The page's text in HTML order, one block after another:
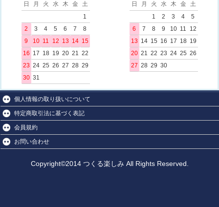
日 月 火 水 木 金
土
1
2
3 4 5 6 7
8
9
10 11 12 13 14 15
16 17 18 19 20 21 22
23 24 25 26 27 28 29
30 31
日 月 火 水 木 金
土
1
2 3 4
5
6
7 8 9 10 11
12
13 14 15 16 17 18 19
20 21 22 23 24 25 26
27 28 29 30
個人情報の取り扱いについて
特定商取引法に基づく表記
会員規約
お問い合わせ
Copyright©2014 つくる楽しみ All Rights Reserved.